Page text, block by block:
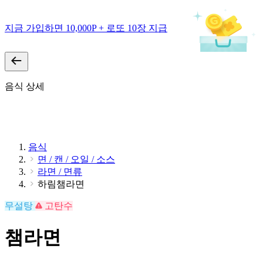
지금 가입하면 10,000P + 로또 10장 지급
음식 상세
음식
면 / 캔 / 오일 / 소스
라면 / 면류
하림챔라면
무설탕 고탄수
챔라면